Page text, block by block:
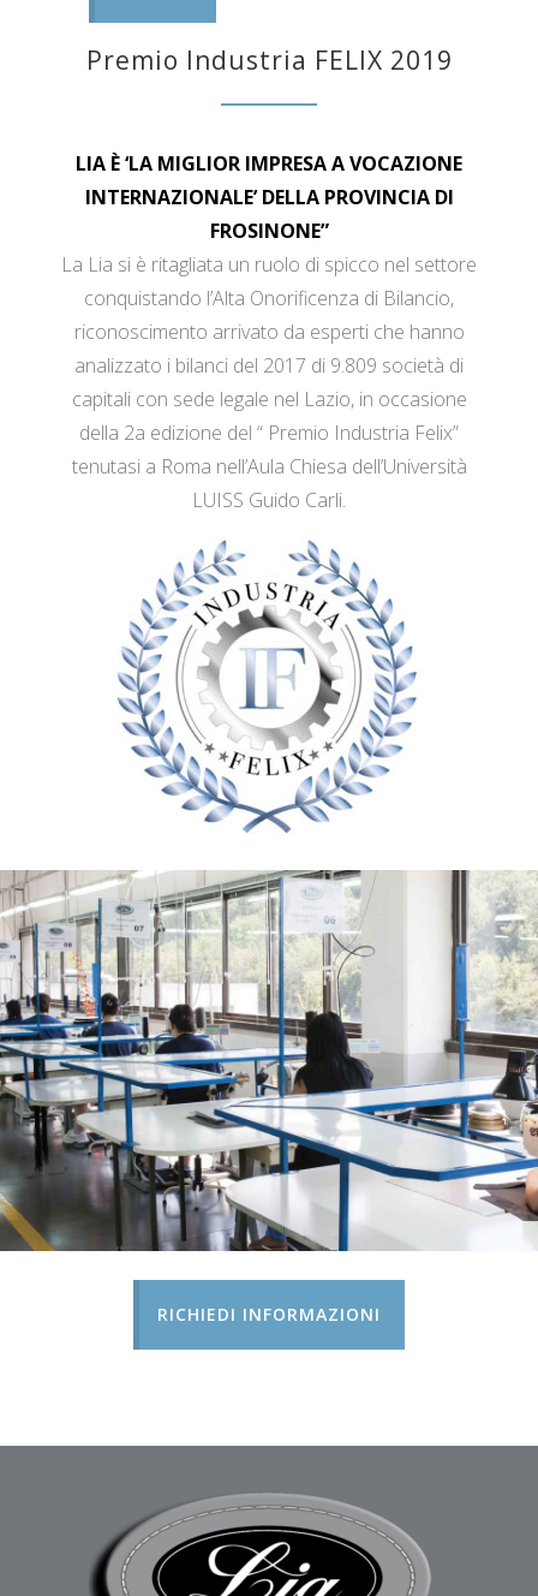
Premio Industria FELIX 2019
LIA È ‘LA MIGLIOR IMPRESA A VOCAZIONE
INTERNAZIONALE’ DELLA PROVINCIA DI
FROSINONE”
La Lia si è ritagliata un ruolo di spicco nel settore
conquistando l’Alta Onorificenza di Bilancio,
riconoscimento arrivato da esperti che hanno
analizzato i bilanci del 2017 di 9.809 società di
capitali con sede legale nel Lazio, in occasione
della 2a edizione del “ Premio Industria Felix”
tenutasi a Roma nell’Aula Chiesa dell’Università
LUISS Guido Carli.
RICHIEDI INFORMAZIONI